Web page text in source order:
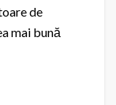
de
mai bună